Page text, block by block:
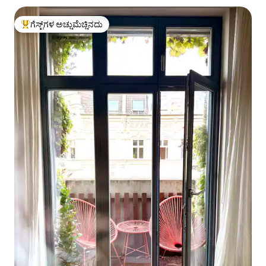
ಗೆಸ್ಟ್‌ಗಳಿಗೆ ಅತಿ ಹೆಚ್ಚು ಅಚ್ಚುಮೆಚ್ಚಿನದು
ಗೆಸ್ಟ್‌ಗಳ ಅಚ್ಚುಮೆಚ್ಚಿನದು